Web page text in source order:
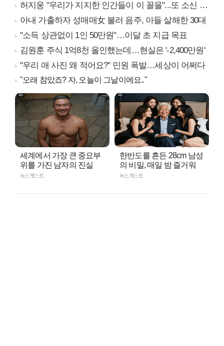
허지웅 "우리가 지지한 인간들이 이 꼴을"...또 소신 발언
아내 가출하자 성매매女 불러 음주, 아들 살해한 30대
"소득 상관없이 1인 50만원"…이달 초 지급 목표
김원훈 주식 1억8천 올인했는데…현실은 '-2,400만원'
"우리 애 사진 왜 적어요?" 민원 폭발…세상이 어쩌다
"오래 참았죠? 자, 오늘이 그날이에요.."
세계에서 가장 큰 중요부
위를 가진 남자의 진실
뉴스캐스트
한반도를 흔든 28cm 남성
의 비밀, 매일 밤 즐거워
뉴스캐스트